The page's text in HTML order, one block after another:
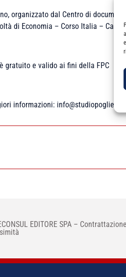
organizzato dal Centro di
di Economia – Corso Italia –
gratuito e valido ai fini della FPC
informazioni: info@studiopogliese.it
EDITORE SPA –